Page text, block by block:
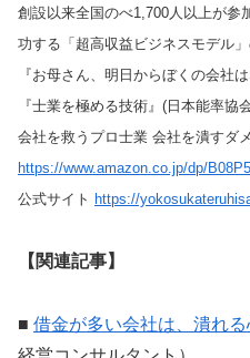
創設以来全国のべ1,700人以上が参
功する「超高収益ビジネスモデル
『お母さん、明日からぼくの会社
『士業を極める技術』(日本能率協
会社を救うプロ士業 会社を潰すダ
https://www.amazon.co.jp/dp/
公式サイト https://
【関連記事】
■ 借金が多い会社は、潰れる